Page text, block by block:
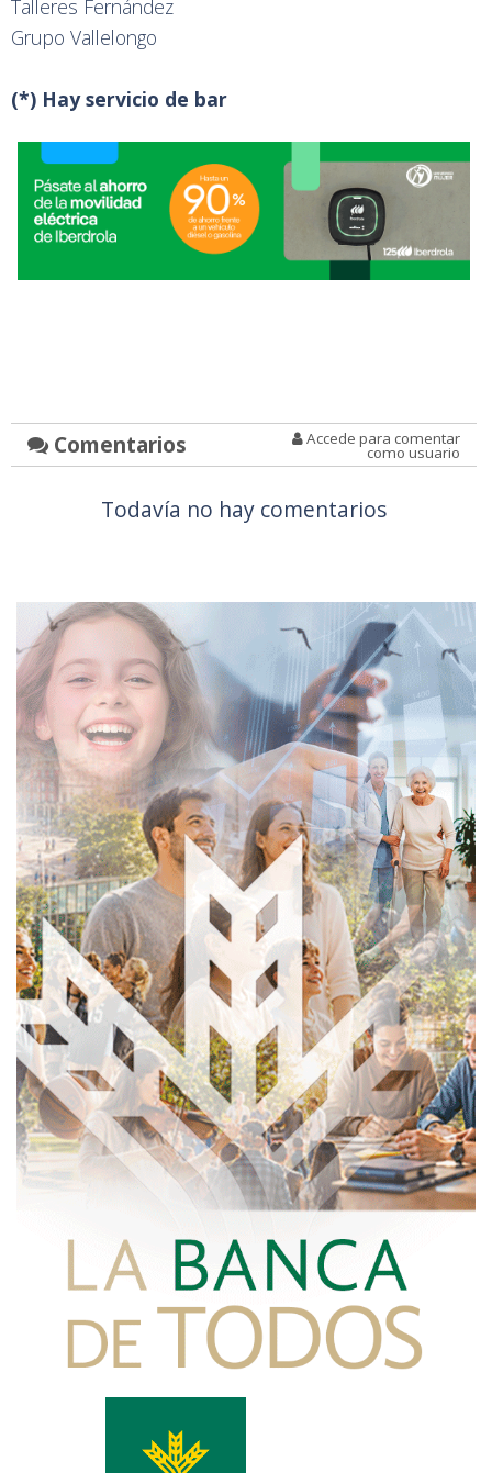
Talleres Fernández
Grupo Vallelongo
(*) Hay servicio de bar
Comentarios Accede para comentar
como usuario
Todavía no hay comentarios